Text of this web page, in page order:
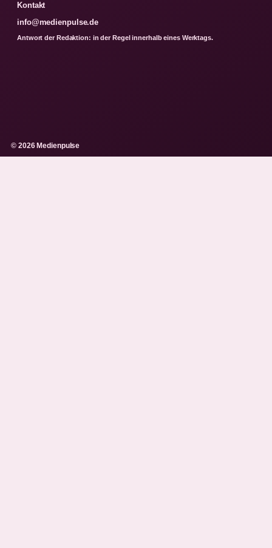
Kontakt
info@medienpulse.de
Antwort der Redaktion: in der Regel innerhalb eines Werktags.
© 2026 Medienpulse